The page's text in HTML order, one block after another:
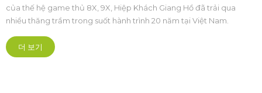
của thế hệ game thủ 8X, 9X, Hiệp Khách Giang Hồ đã trải qua
nhiều thăng trầm trong suốt hành trình 20 năm tại Việt Nam.
더 보기